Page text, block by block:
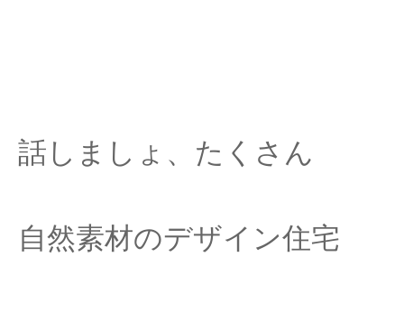
話しましょ、たくさん
自然素材のデザイン住宅